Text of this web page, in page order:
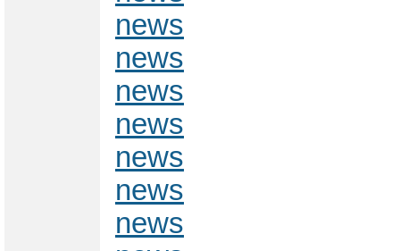
news
news
news
news
news
news
news